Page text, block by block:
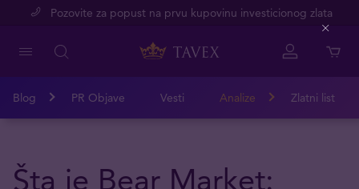
Pozovite za popust na prvu kupovinu investicionog zlata
Blog PR Objave Vesti Analize Zlatni list
Šta je Bear Market:
Close